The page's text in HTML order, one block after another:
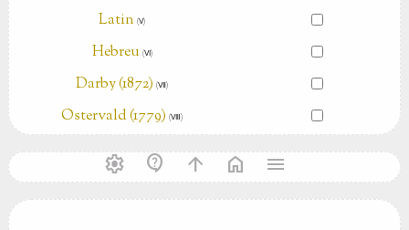
Latin (Ⅴ)
Hebreu (Ⅵ)
Darby (1872) (Ⅶ)
Ostervald (1779) (Ⅷ)
settings contact_support arrow_upward home menu